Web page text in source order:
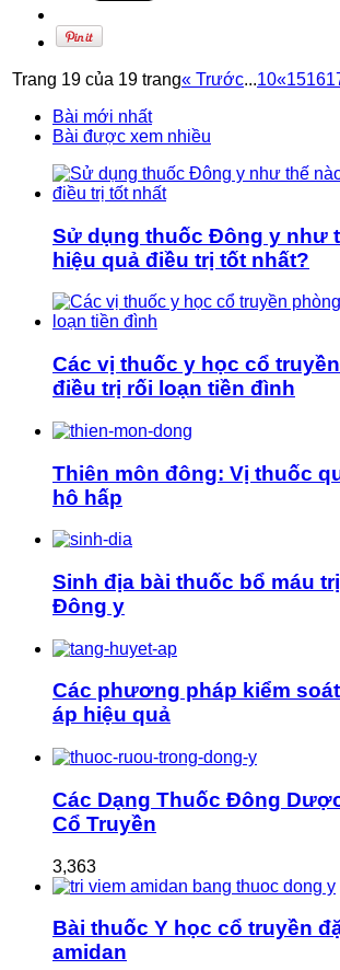
Trang 19 của 19 trang« Trước...10«1516
Bài mới nhất
Bài được xem nhiều
Sử dụng thuốc Đông y như
hiệu quả điều trị tốt nhất?
Các vị thuốc y học cổ
điều trị rối loạn tiền đình
Thiên môn đông: Vị thuốc
hô hấp
Sinh địa bài thuốc bổ máu
Đông y
Các phương pháp kiểm
áp hiệu quả
Các Dạng Thuốc Đông
Cổ Truyền
3,363
Bài thuốc Y học cổ truyền
amidan